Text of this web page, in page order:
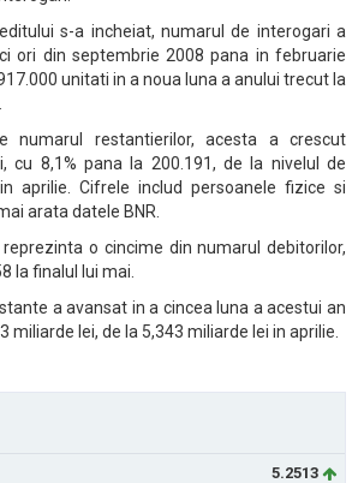
s-a incheiat, numarul de interogari a
ori din septembrie 2008 pana in februarie
unitati in a noua luna a anului trecut la
numarul restantierilor, acesta a crescut
cu 8,1% pana la 200.191, de la nivelul de
aprilie. Cifrele includ persoanele fizice si
arata datele BNR.
o cincime din numarul debitorilor,
la finalul lui mai.
a avansat in a cincea luna a acestui an
miliarde lei, de la 5,343 miliarde lei in aprilie.
5.2513